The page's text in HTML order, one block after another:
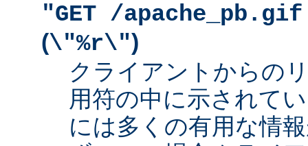
"GET /
(\"%r\")
クライアントからの
用符の中に示されて
には多くの有用な情